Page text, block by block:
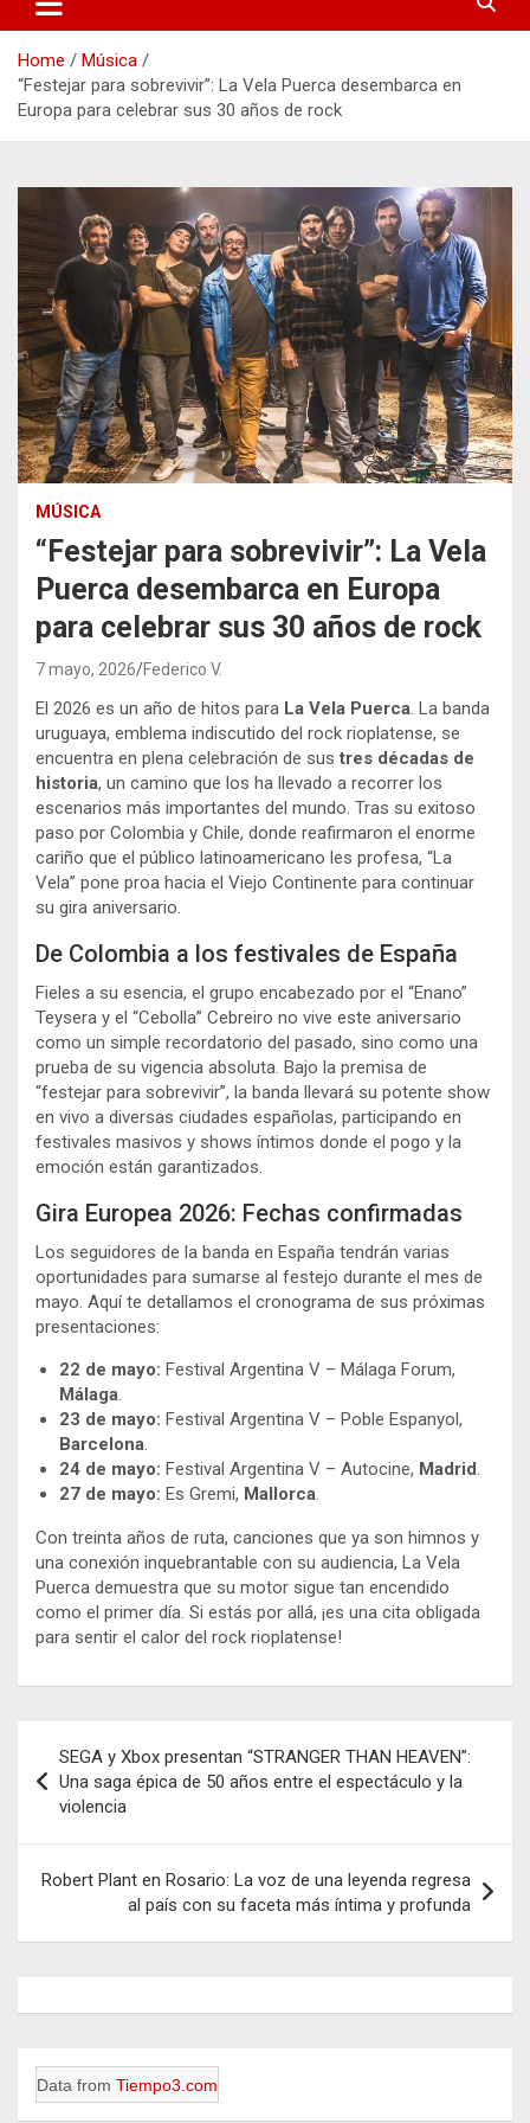
Home
Música
“Festejar para sobrevivir”: La Vela Puerca desembarca en
Europa para celebrar sus 30 años de rock
MÚSICA
“Festejar para sobrevivir”: La Vela
Puerca desembarca en Europa
para celebrar sus 30 años de rock
7 mayo, 2026 Federico V.
El 2026 es un año de hitos para La Vela Puerca. La banda
uruguaya, emblema indiscutido del rock rioplatense, se
encuentra en plena celebración de sustres décadas de
historia, un camino que los ha llevado a recorrer los
escenarios más importantes del mundo. Tras su exitoso
paso por Colombia y Chile, donde reafirmaron el enorme
cariño que el público latinoamericano les profesa, “La
Vela” pone proa hacia el Viejo Continente para continuar
su gira aniversario.
De Colombia a los festivales de España
Fieles a su esencia, el grupo encabezado por el “Enano”
Teysera y el “Cebolla” Cebreiro no vive este aniversario
como un simple recordatorio del pasado, sino como una
prueba de su vigencia absoluta. Bajo la premisa de
“festejar para sobrevivir”, la banda llevará su potente show
en vivo a diversas ciudades españolas, participando en
festivales masivos y shows íntimos donde el pogo y la
emoción están garantizados.
Gira Europea 2026: Fechas confirmadas
Los seguidores de la banda en España tendrán varias
oportunidades para sumarse al festejo durante el mes de
mayo. Aquí te detallamos el cronograma de sus próximas
presentaciones:
22 de mayo: Festival Argentina V – Málaga Forum,
Málaga.
23 de mayo: Festival Argentina V – Poble Espanyol,
Barcelona.
24 de mayo: Festival Argentina V – Autocine, Madrid.
27 de mayo: Es Gremi, Mallorca.
Con treinta años de ruta, canciones que ya son himnos y
una conexión inquebrantable con su audiencia, La Vela
Puerca demuestra que su motor sigue tan encendido
como el primer día. Si estás por allá, ¡es una cita obligada
para sentir el calor del rock rioplatense!
de
entradas
SEGA y Xbox presentan “STRANGER THAN HEAVEN”:
Una saga épica de 50 años entre el espectáculo y la
violencia
Robert Plant en Rosario: La voz de una leyenda regresa
al país con su faceta más íntima y profunda
Data from Tiempo3.com